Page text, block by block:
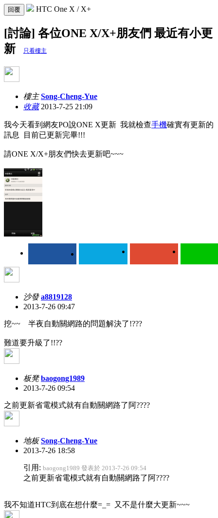
回覆 HTC One X / X+
[討論] 各位ONE X/X+朋友們 最近有小更
新
只看樓主
樓主 Song-Cheng-Yue
收藏2013-7-25 21:09
我今天看到網友PO說ONE X更新 我就檢查手機確實有更新的
訊息 目前已更新完畢!!!
請ONE X/X+朋友們快去更新吧~~~
沙發 a8819128
2013-7-26 09:47
挖~~ 半夜自動關網路的問題解決了!???
難道要升級了!!??
板凳 baogong1989
2013-7-26 09:54
之前更新省電模式就有自動關網路了阿????
地板 Song-Cheng-Yue
2013-7-26 18:58
引用: baogong1989 發表於 2013-7-26 09:54
之前更新省電模式就有自動關網路了阿????
我不知道HTC到底在想什麼=_= 又不是什麼大更新~~~